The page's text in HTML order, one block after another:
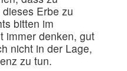
Erbe zu
bitten im
immer denken, gut
nicht in der Lage,
zu tun.